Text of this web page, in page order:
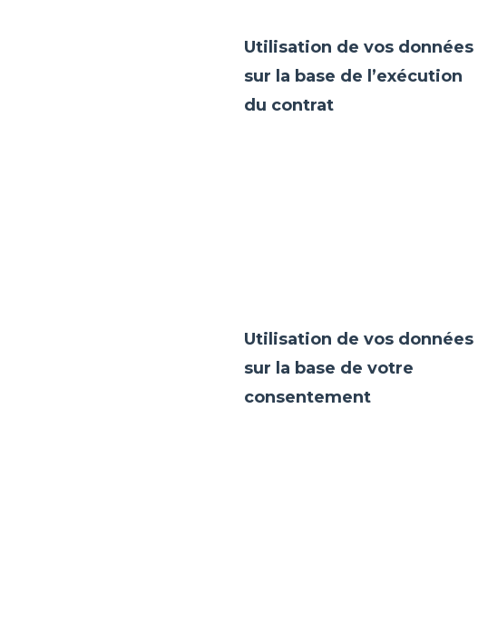
Utilisation de vos données
sur la base de l’exécution
du contrat
Utilisation de vos données
sur la base de votre
consentement